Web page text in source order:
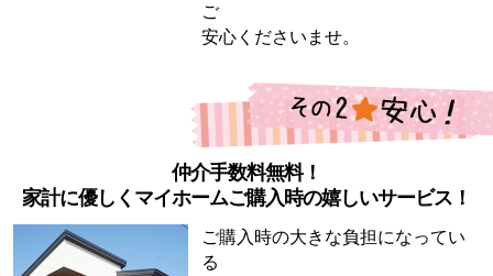
ご
安心くださいませ。
仲介手数料無料！
家計に優しくマイホームご購入時の嬉しいサービス！
ご購入時の大きな負担になってい
る